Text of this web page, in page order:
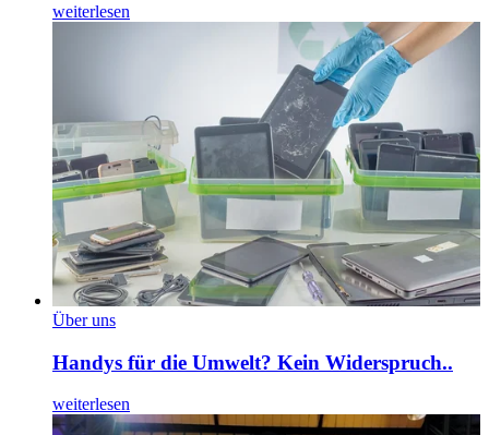
weiterlesen
Über uns
Handys für die Umwelt? Kein Widerspruch..
weiterlesen